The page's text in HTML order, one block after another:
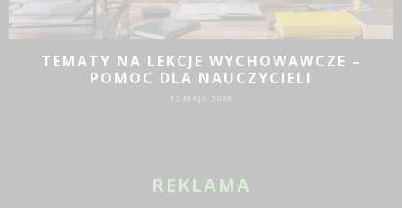
JAKIE DZIAŁANIA PROMOCYJNE SPRAWDZĄ
REKLAMA